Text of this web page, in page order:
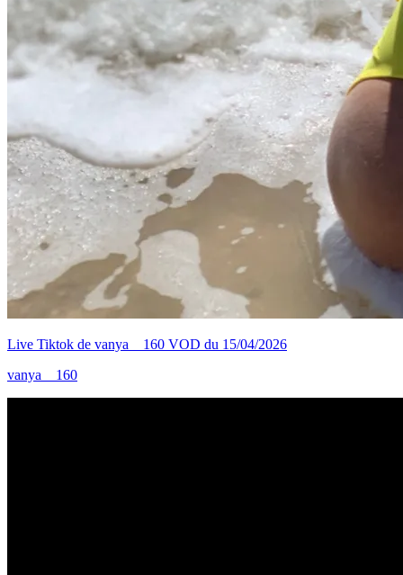
Live Tiktok de vanya__160 VOD du 15/04/2026
vanya__160